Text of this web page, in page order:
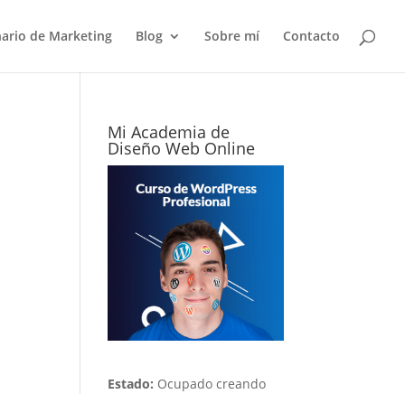
de Marketing Blog Sobre mí Contacto
Mi Academia de
Diseño Web Online
Estado: Ocupado creando